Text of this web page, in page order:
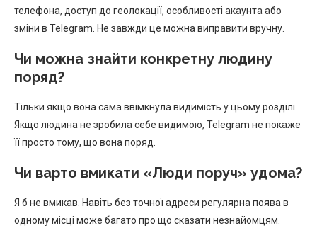
телефона, доступ до геолокації, особливості акаунта або
зміни в Telegram. Не завжди це можна виправити вручну.
Чи можна знайти конкретну людину
поряд?
Тільки якщо вона сама ввімкнула видимість у цьому розділі.
Якщо людина не зробила себе видимою, Telegram не покаже
її просто тому, що вона поряд.
Чи варто вмикати «Люди поруч» удома?
Я б не вмикав. Навіть без точної адреси регулярна поява в
одному місці може багато про що сказати незнайомцям.